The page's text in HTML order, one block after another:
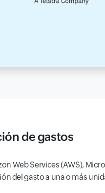
de gastos
Web Services (AWS),
del gasto a una o más